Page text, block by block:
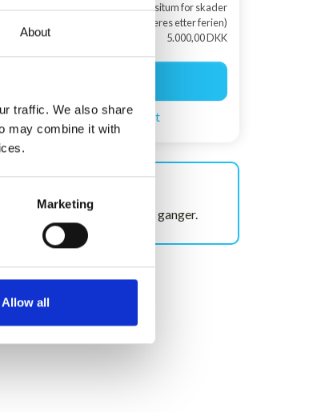
About
traffic. We also share
may combine it with
Marketing
Allow all
+ Depositum for skader
(returneres etter ferien)
5.000,00 DKK
Opprett en søkeagent
huset har nylig blitt vist 13 ganger.